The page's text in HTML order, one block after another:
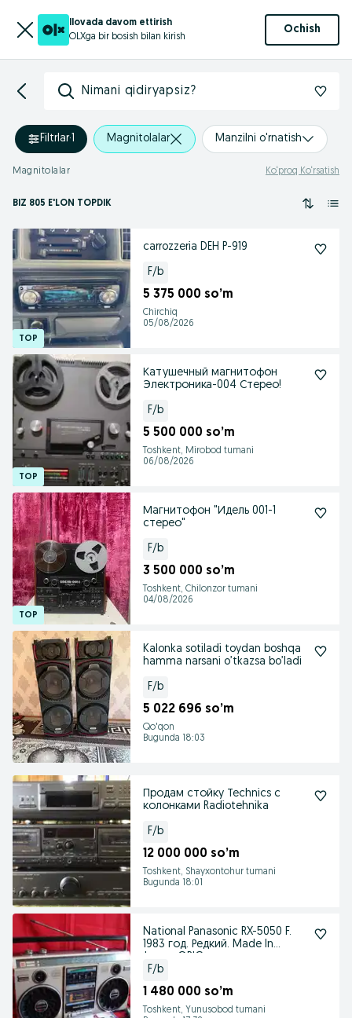
Ilovada davom ettirish
OLXga bir bosish bilan kirish
Ochish
Nimani qidiryapsiz?
Filtrlar·1 Magnitolalar Manzilni o'rnatish
Magnitolalar Ko‘proq Ko‘rsatish
BIZ 805 E'LON TOPDIK
carrozzeria DEH P-919
F/b
5 375 000 so’m
Chirchiq
05/08/2026
Катушечный магнитофон
Электроника-004 Стерео!
F/b
5 500 000 so’m
Toshkent, Mirobod tumani
06/08/2026
Магнитофон "Идель 001-1
стерео"
F/b
3 500 000 so’m
Toshkent, Chilonzor tumani
04/08/2026
Kalonka sotiladi toydan boshqa
hamma narsani o’tkazsa bo’ladi
F/b
5 022 696 so’m
Qo'qon
Bugunda 18:03
Продам стойку Тесhnics с
колонками Radiotehnika
F/b
12 000 000 so’m
Toshkent, Shayxontohur tumani
Bugunda 18:01
National Panasonic RX-5050 F.
1983 год. Редкий. Made In
F/b
1 480 000 so’m
Toshkent, Yunusobod tumani